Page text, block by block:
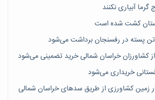
آبیاری نکنند
از کشاورزان خراسان شمالی خرید تضمینی می‌شود
خریداری می‌شود